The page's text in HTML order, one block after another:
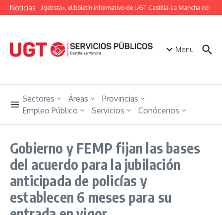
Saltar al contenido
Noticias
«Unión Ugetista», el boletín informativo de UGT Castilla-La Mancha con
Menu
Sectores Áreas
Provincias
Empleo Público
Servicios Conócenos
Gobierno y FEMP fijan las bases
del acuerdo para la jubilación
anticipada de policías y
establecen 6 meses para su